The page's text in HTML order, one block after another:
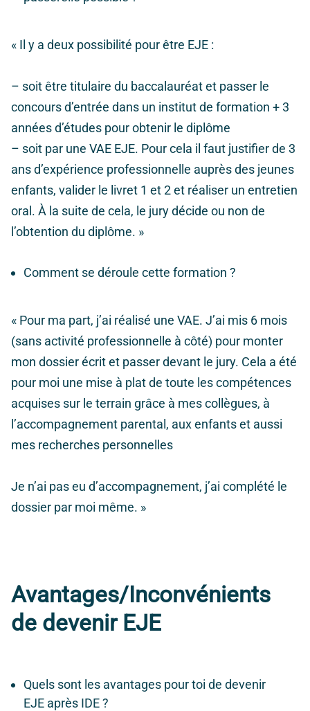
« Il y a deux possibilité pour être EJE :
– soit être titulaire du baccalauréat et passer le
concours d’entrée dans un institut de formation + 3
années d’études pour obtenir le diplôme
– soit par une VAE EJE. Pour cela il faut justifier de 3
ans d’expérience professionnelle auprès des jeunes
enfants, valider le livret 1 et 2 et réaliser un entretien
oral. À la suite de cela, le jury décide ou non de
l’obtention du diplôme. »
Comment se déroule cette formation ?
« Pour ma part, j’ai réalisé une VAE. J’ai mis 6 mois
(sans activité professionnelle à côté) pour monter
mon dossier écrit et passer devant le jury. Cela a été
pour moi une mise à plat de toute les compétences
acquises sur le terrain grâce à mes collègues, à
l’accompagnement parental, aux enfants et aussi
mes recherches personnelles
Je n’ai pas eu d’accompagnement, j’ai complété le
dossier par moi même. »
Avantages/Inconvénients
de devenir EJE
Quels sont les avantages pour toi de devenir
EJE après IDE ?